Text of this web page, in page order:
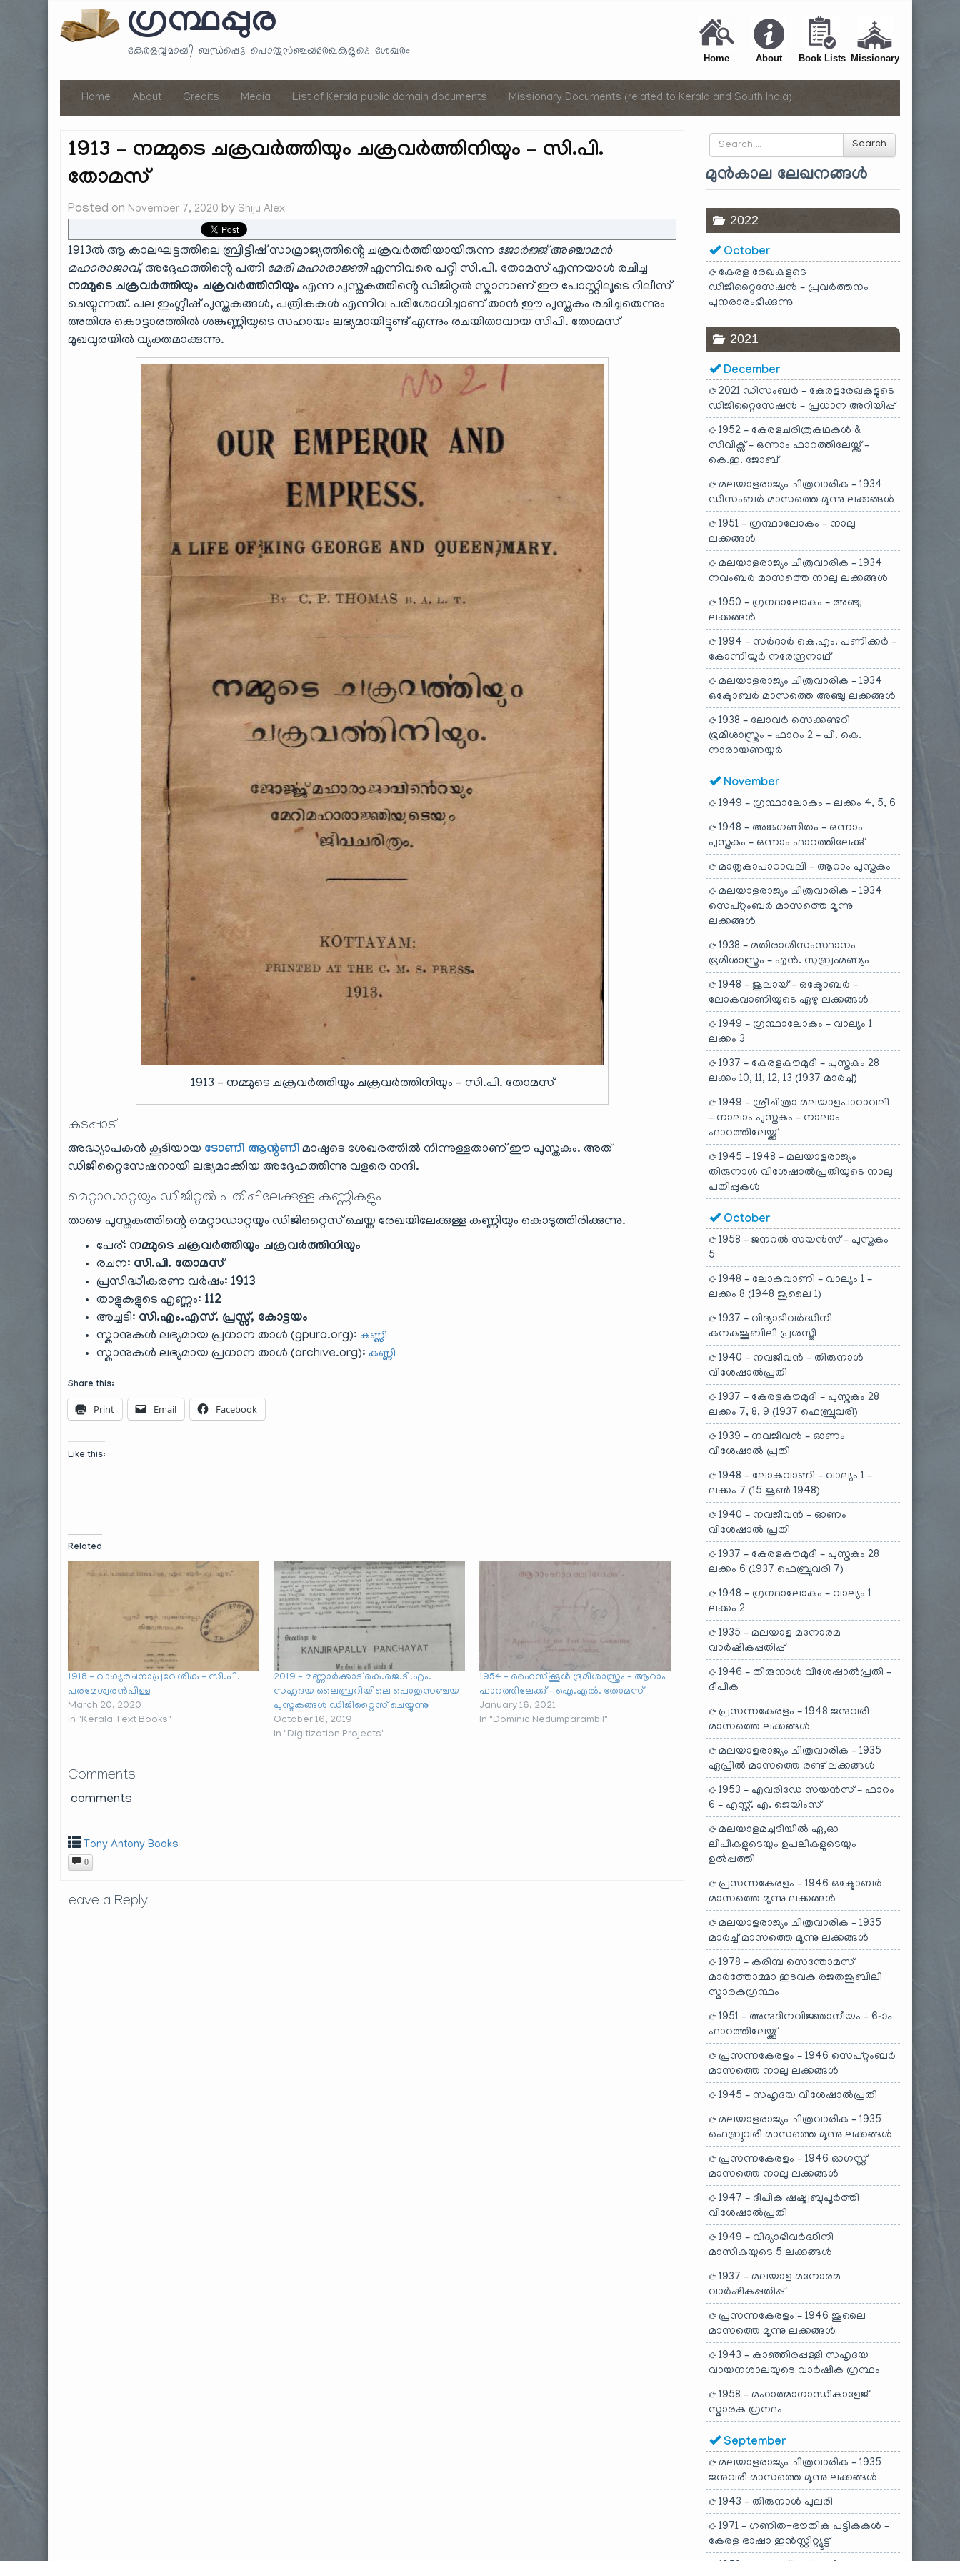
ഗ്രന്ഥപ്പുര
കേരളവുമായി ബന്ധപ്പെട്ട പൊതുസഞ്ചയരേഖകളുടെ ശേഖരം Home About Book Lists Missionary
Home About Credits Media List of Kerala public domain documents Missionary Documents (related to Kerala and South India)
1913 – നമ്മുടെ ചക്രവർത്തിയും ചക്രവർത്തിനിയും – സി.പി.
തോമസ്
Posted on November 7, 2020 by Shiju Alex
1913ൽ ആ കാലഘട്ടത്തിലെ ബ്രിട്ടീഷ് സാമ്രാജ്യത്തിൻ്റെ ചക്രവർത്തിയായിരുന്ന ജോർജ്ജ് അഞ്ചാമൻ
മഹാരാജാവ്, അദ്ദേഹത്തിൻ്റെ പത്നി മേരി മഹാരാജ്ഞിഎന്നിവരെ പറ്റി സി.പി. തോമസ് എന്നയാൾ രചിച്ച
നമ്മുടെ ചക്രവർത്തിയും ചക്രവർത്തിനിയും എന്ന പുസ്തകത്തിൻ്റെ ഡിജിറ്റൽ സ്കാനാണ് ഈ പോസ്റ്റിലൂടെ റിലീസ്
ചെയ്യുന്നത്. പല ഇംഗ്ലീഷ് പുസ്തകങ്ങൾ, പത്രികകൾ എന്നിവ പരിശോധിച്ചാണ് താൻ ഈ പുസ്തകം രചിച്ചതെന്നും
അതിനു കൊട്ടാരത്തിൽ ശങ്കുണ്ണിയുടെ സഹായം ലഭ്യമായിട്ടുണ്ട് എന്നും രചയിതാവായ സിപി. തോമസ്
മുഖവുരയിൽ വ്യക്തമാക്കുന്നു.
1913 – നമ്മുടെ ചക്രവർത്തിയും ചക്രവർത്തിനിയും – സി.പി. തോമസ്
കടപ്പാട്
അദ്ധ്യാപകൻ കൂടിയായ ടോണി ആന്റണി മാഷുടെ ശേഖരത്തിൽ നിന്നുള്ളതാണ് ഈ പുസ്തകം. അത്
ഡിജിറ്റൈസേഷനായി ലഭ്യമാക്കിയ അദ്ദേഹത്തിന്നു വളരെ നന്ദി.
മെറ്റാഡാറ്റയും ഡിജിറ്റൽ പതിപ്പിലേക്കുള്ള കണ്ണികളും
താഴെ പുസ്തകത്തിന്റെ മെറ്റാഡാറ്റയും ഡിജിറ്റൈസ് ചെയ്ത രേഖയിലേക്കുള്ള കണ്ണിയും കൊടുത്തിരിക്കുന്നു.
പേര്: നമ്മുടെ ചക്രവർത്തിയും ചക്രവർത്തിനിയും
രചന: സി.പി. തോമസ്
പ്രസിദ്ധീകരണ വർഷം: 1913
താളുകളുടെ എണ്ണം: 112
അച്ചടി: സി.എം.എസ്. പ്രസ്സ്, കോട്ടയം
സ്കാനുകൾ ലഭ്യമായ പ്രധാന താൾ (gpura.org): കണ്ണി
സ്കാനുകൾ ലഭ്യമായ പ്രധാന താൾ (archive.org): കണ്ണി
Share this:
Print Email Facebook
Like this:
Related
1918 – വാക്യരചനാപ്രവേശിക – സി.പി.
പരമേശ്വരൻപിള്ള
March 20, 2020
In "Kerala Text Books"
2019 – മണ്ണാർക്കാട് കെ.ജെ.ടി.എം.
സഹൃദയ ലൈബ്രറിയിലെ പൊതുസഞ്ചയ
പുസ്തകങ്ങൾ ഡിജിറ്റൈസ് ചെയ്യുന്നു
October 16, 2019
In "Digitization Projects"
1954 – ഹൈസ്ക്കൂൾ ഭൂമിശാസ്ത്രം – ആറാം
ഫാറത്തിലേക്കു് – ഐ.എൽ. തോമസ്
January 16, 2021
In "Dominic Nedumparambil"
Comments
comments
Tony Antony Books
0
Leave a Reply
Search
for
Search
മുൻകാല ലേഖനങ്ങൾ
2022
October
കേരള രേഖകളുടെ
ഡിജിറ്റൈസേഷൻ – പ്രവർത്തനം
പുനരാരംഭിക്കുന്നു
2021
December
2021 ഡിസംബർ – കേരളരേഖകളുടെ
ഡിജിറ്റൈസേഷൻ – പ്രധാന അറിയിപ്പ്
1952 – കേരളചരിത്രകഥകൾ &
സിവിക്സ് – ഒന്നാം ഫാറത്തിലേയ്ക്ക് –
കെ.ഇ. ജോബ്
മലയാളരാജ്യം ചിത്രവാരിക – 1934
ഡിസംബർ മാസത്തെ മൂന്നു ലക്കങ്ങൾ
1951 – ഗ്രന്ഥാലോകം – നാലു
ലക്കങ്ങൾ
മലയാളരാജ്യം ചിത്രവാരിക – 1934
നവംബർ മാസത്തെ നാലു ലക്കങ്ങൾ
1950 – ഗ്രന്ഥാലോകം – അഞ്ചു
ലക്കങ്ങൾ
1994 – സർദാർ കെ.എം. പണിക്കർ –
കോന്നിയൂർ നരേന്ദ്രനാഥ്
മലയാളരാജ്യം ചിത്രവാരിക – 1934
ഒക്ടോബർ മാസത്തെ അഞ്ചു ലക്കങ്ങൾ
1938 – ലോവർ സെക്കണ്ടറി
ഭൂമിശാസ്ത്രം – ഫാറം 2 – പി. കെ.
നാരായണയ്യർ
November
1949 – ഗ്രന്ഥാലോകം – ലക്കം 4, 5, 6
1948 – അങ്കഗണിതം – ഒന്നാം
പുസ്തകം – ഒന്നാം ഫാറത്തിലേക്കു്
മാതൃകാപാഠാവലി – ആറാം പുസ്തകം
മലയാളരാജ്യം ചിത്രവാരിക – 1934
സെപ്റ്റംബർ മാസത്തെ മൂന്നു
ലക്കങ്ങൾ
1938 – മതിരാശിസംസ്ഥാനം
ഭൂമിശാസ്ത്രം – എൻ. സുബ്രഹ്മണ്യം
1948 – ജൂലായ് – ഒക്ടോബർ –
ലോകവാണിയുടെ ഏഴു ലക്കങ്ങൾ
1949 – ഗ്രന്ഥാലോകം – വാല്യം 1
ലക്കം 3
1937 – കേരളകൗമുദി – പുസ്തകം 28
ലക്കം 10, 11, 12, 13 (1937 മാർച്ച്)
1949 – ശ്രീചിത്രാ മലയാളപാഠാവലി
– നാലാം പുസ്തകം – നാലാം
ഫാറത്തിലേയ്ക്ക്
1945 – 1948 – മലയാളരാജ്യം
തിരുനാൾ വിശേഷാൽപ്രതിയുടെ നാലു
പതിപ്പുകൾ
October
1958 – ജനറൽ സയൻസ് – പുസ്തകം
5
1948 – ലോകവാണി – വാല്യം 1 –
ലക്കം 8 (1948 ജൂലൈ 1)
1937 – വിദ്യാഭിവർദ്ധിനി
കനകജൂബിലി പ്രശസ്തി
1940 – നവജീവൻ – തിരുനാൾ
വിശേഷാൽപ്രതി
1937 – കേരളകൗമുദി – പുസ്തകം 28
ലക്കം 7, 8, 9 (1937 ഫെബ്രുവരി)
1939 – നവജീവൻ – ഓണം
വിശേഷാൽ പ്രതി
1948 – ലോകവാണി – വാല്യം 1 –
ലക്കം 7 (15 ജൂൺ 1948)
1940 – നവജീവൻ – ഓണം
വിശേഷാൽ പ്രതി
1937 – കേരളകൗമുദി – പുസ്തകം 28
ലക്കം 6 (1937 ഫെബ്രുവരി 7)
1948 – ഗ്രന്ഥാലോകം – വാല്യം 1
ലക്കം 2
1935 – മലയാള മനോരമ
വാർഷികപ്പതിപ്പ്
1946 – തിരുനാൾ വിശേഷാൽപ്രതി –
ദീപിക
പ്രസന്നകേരളം – 1948 ജനുവരി
മാസത്തെ ലക്കങ്ങൾ
മലയാളരാജ്യം ചിത്രവാരിക – 1935
ഏപ്രിൽ മാസത്തെ രണ്ട് ലക്കങ്ങൾ
1953 – എവരിഡേ സയൻസ് – ഫാറം
6 – എസ്സ്. എ. ജെയിംസ്
മലയാളമച്ചടിയിൽ ഏ,ഓ
ലിപികളുടെയും ഉപലികളുടെയും
ഉൽപ്പത്തി
പ്രസന്നകേരളം – 1946 ഒക്ടോബർ
മാസത്തെ മൂന്നു ലക്കങ്ങൾ
മലയാളരാജ്യം ചിത്രവാരിക – 1935
മാർച്ച് മാസത്തെ മൂന്നു ലക്കങ്ങൾ
1978 – കരിമ്പ സെന്തോമസ്
മാർത്തോമ്മാ ഇടവക രജതജൂബിലി
സ്മാരകഗ്രന്ഥം
1951 – അനുദിനവിജ്ഞാനീയം – 6-ാം
ഫാറത്തിലേയ്ക്കു്
പ്രസന്നകേരളം – 1946 സെപ്റ്റംബർ
മാസത്തെ നാലു ലക്കങ്ങൾ
1945 – സഹൃദയ വിശേഷാൽപ്രതി
മലയാളരാജ്യം ചിത്രവാരിക – 1935
ഫെബ്രുവരി മാസത്തെ മൂന്നു ലക്കങ്ങൾ
പ്രസന്നകേരളം – 1946 ഓഗസ്റ്റ്
മാസത്തെ നാലു ലക്കങ്ങൾ
1947 – ദീപിക ഷഷ്ട്വബ്ദപൂർത്തി
വിശേഷാൽപ്രതി
1949 – വിദ്യാഭിവർദ്ധിനി
മാസികയുടെ 5 ലക്കങ്ങൾ
1937 – മലയാള മനോരമ
വാർഷികപ്പതിപ്പ്
പ്രസന്നകേരളം – 1946 ജൂലൈ
മാസത്തെ മൂന്നു ലക്കങ്ങൾ
1943 – കാഞ്ഞിരപ്പള്ളി സഹൃദയ
വായനശാലയുടെ വാർഷിക ഗ്രന്ഥം
1958 – മഹാത്മാഗാന്ധികാളേജ്
സ്മാരക ഗ്രന്ഥം
September
മലയാളരാജ്യം ചിത്രവാരിക – 1935
ജനുവരി മാസത്തെ മൂന്നു ലക്കങ്ങൾ
1943 – തിരുനാൾ പുലരി
1971 – ഗണിത-ഭൗതിക പട്ടികകൾ –
കേരള ഭാഷാ ഇൻസ്റ്റിറ്റ്യൂട്ട്